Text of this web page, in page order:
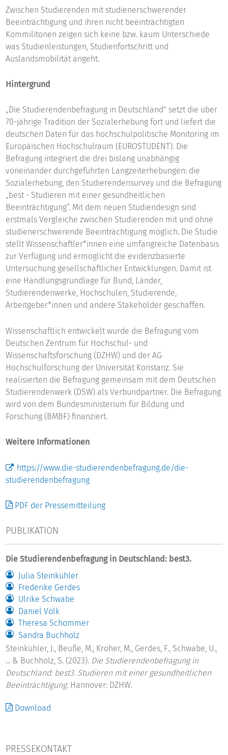
Zwischen Studierenden mit studienerschwerender
Beeinträchtigung und ihren nicht beeinträchtigten
Kommilitonen zeigen sich keine bzw. kaum Unterschiede
was Studienleistungen, Studienfortschritt und
Auslandsmobilität angeht.
Hintergrund
„Die Studierendenbefragung in Deutschland" setzt die über
70-jährige Tradition der Sozialerhebung fort und liefert die
deutschen Daten für das hochschulpolitische Monitoring im
Europäischen Hochschulraum (EUROSTUDENT). Die
Befragung integriert die drei bislang unabhängig
voneinander durchgeführten Langzeiterhebungen: die
Sozialerhebung, den Studierendensurvey und die Befragung
„best - Studieren mit einer gesundheitlichen
Beeinträchtigung“. Mit dem neuen Studiendesign sind
erstmals Vergleiche zwischen Studierenden mit und ohne
studienerschwerende Beeinträchtigung möglich. Die Studie
stellt Wissenschaftler*innen eine umfangreiche Datenbasis
zur Verfügung und ermöglicht die evidenzbasierte
Untersuchung gesellschaftlicher Entwicklungen. Damit ist
eine Handlungsgrundlage für Bund, Länder,
Studierendenwerke, Hochschulen, Studierende,
Arbeitgeber*innen und andere Stakeholder geschaffen.
Wissenschaftlich entwickelt wurde die Befragung vom
Deutschen Zentrum für Hochschul- und
Wissenschaftsforschung (DZHW) und der AG
Hochschulforschung der Universität Konstanz. Sie
realisierten die Befragung gemeinsam mit dem Deutschen
Studierendenwerk (DSW) als Verbundpartner. Die Befragung
wird von dem Bundesministerium für Bildung und
Forschung (BMBF) finanziert.
Weitere Informationen
https://www.die-studierendenbefragung.de/die-
studierendenbefragung
PDF der Pressemitteilung
PUBLIKATION
Die Studierendenbefragung in Deutschland: best3.
Julia Steinkühler
Frederike Gerdes
Ulrike Schwabe
Daniel Völk
Theresa Schommer
Sandra Buchholz
Steinkühler, J., Beuße, M., Kroher, M., Gerdes, F., Schwabe, U.,
... & Buchholz, S. (2023). Die Studierendenbefragung in
Deutschland: best3. Studieren mit einer gesundheitlichen
Beeinträchtigung. Hannover: DZHW.
Download
PRESSEKONTAKT